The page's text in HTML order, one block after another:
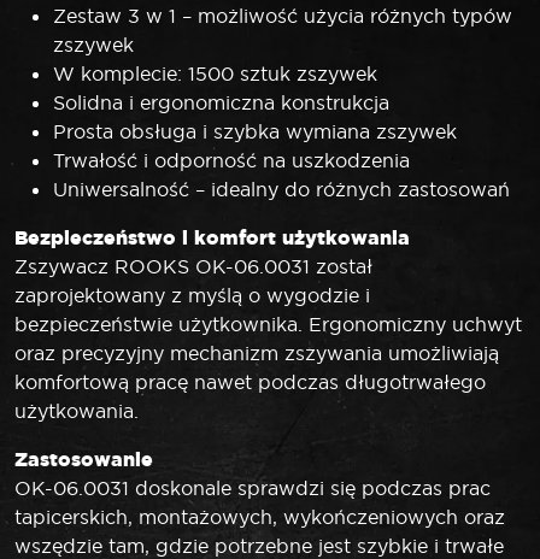
Zestaw 3 w 1 – możliwość użycia różnych typów
zszywek
W komplecie: 1500 sztuk zszywek
Solidna i ergonomiczna konstrukcja
Prosta obsługa i szybka wymiana zszywek
Trwałość i odporność na uszkodzenia
Uniwersalność – idealny do różnych zastosowań
Bezpieczeństwo i komfort użytkowania
Zszywacz ROOKS OK-06.0031 został
zaprojektowany z myślą o wygodzie i
bezpieczeństwie użytkownika. Ergonomiczny uchwyt
oraz precyzyjny mechanizm zszywania umożliwiają
komfortową pracę nawet podczas długotrwałego
użytkowania.
Zastosowanie
OK-06.0031 doskonale sprawdzi się podczas prac
tapicerskich, montażowych, wykończeniowych oraz
wszędzie tam, gdzie potrzebne jest szybkie i trwałe